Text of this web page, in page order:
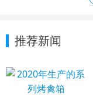
推荐新闻